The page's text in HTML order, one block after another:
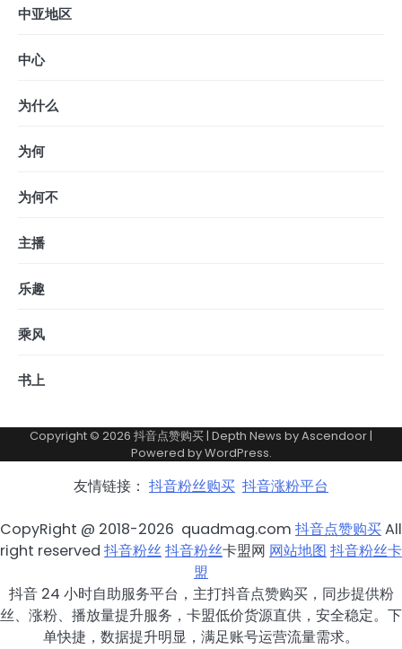
中亚地区
中心
为什么
为何
为何不
主播
乐趣
乘风
书上
Copyright © 2026 抖音点赞购买| Depth News byAscendoor|
Powered byWordPress.
友情链接： 抖音粉丝购买 抖音涨粉平台
CopyRight @ 2018-2026 quadmag.com 抖音点赞购买All
right reserved 抖音粉丝抖音粉丝卡盟网 网站地图 抖音粉丝卡
盟
抖音 24 小时自助服务平台，主打抖音点赞购买，同步提供粉
丝、涨粉、播放量提升服务，卡盟低价货源直供，安全稳定。下
单快捷，数据提升明显，满足账号运营流量需求。